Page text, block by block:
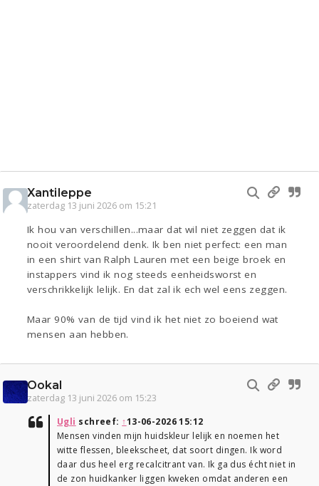
Xantileppe
zaterdag 13 juni 2026 om 15:21
Ik hou van verschillen...maar dat wil niet zeggen dat ik
nooit veroordelend denk. Ik ben niet perfect: een man
in een shirt van Ralph Lauren met een beige broek en
instappers vind ik nog steeds eenheidsworst en
verschrikkelijk lelijk. En dat zal ik ech wel eens zeggen.
Maar 90% van de tijd vind ik het niet zo boeiend wat
mensen aan hebben.
Ookal
zaterdag 13 juni 2026 om 15:23
Ugli schreef: ↑13-06-2026 15:12
Mensen vinden mijn huidskleur lelijk en noemen het
witte flessen, bleekscheet, dat soort dingen. Ik word
daar dus heel erg recalcitrant van. Ik ga dus écht niet in
de zon huidkanker liggen kweken omdat anderen een